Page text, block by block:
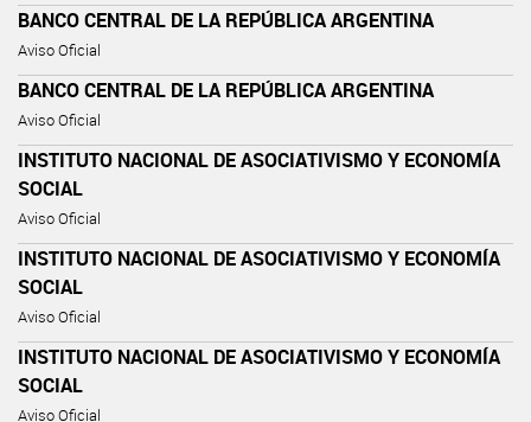
BANCO CENTRAL DE LA REPÚBLICA ARGENTINA
Aviso Oficial
BANCO CENTRAL DE LA REPÚBLICA ARGENTINA
Aviso Oficial
INSTITUTO NACIONAL DE ASOCIATIVISMO Y ECONOMÍA
SOCIAL
Aviso Oficial
INSTITUTO NACIONAL DE ASOCIATIVISMO Y ECONOMÍA
SOCIAL
Aviso Oficial
INSTITUTO NACIONAL DE ASOCIATIVISMO Y ECONOMÍA
SOCIAL
Aviso Oficial